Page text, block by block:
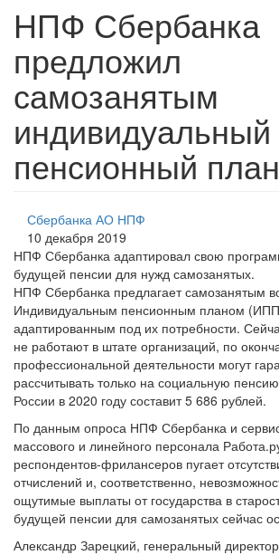
НПФ Сбербанка
предложил
самозанятым
индивидуальный
пенсионный план
Сбербанка АО НПФ
10 декабря 2019
НПФ Сбербанка адаптировал свою
будущей пенсии для нужд самозанятых.
НПФ Сбербанка предлагает самозанятым
Индивидуальным пенсионным планом
адаптированным под их потребности.
не работают в штате организаций, по
профессиональной деятельности могут
рассчитывать только на социальную
России в 2020 году составит 5 686 рублей.
По данным опроса НПФ Сбербанка и
массового и линейного персонала
респондентов-фрилансеров пугает
отчислений и, соответственно,
ощутимые выплаты от государства в
будущей пенсии для самозанятых сейчас
Александр Зарецкий, генеральный